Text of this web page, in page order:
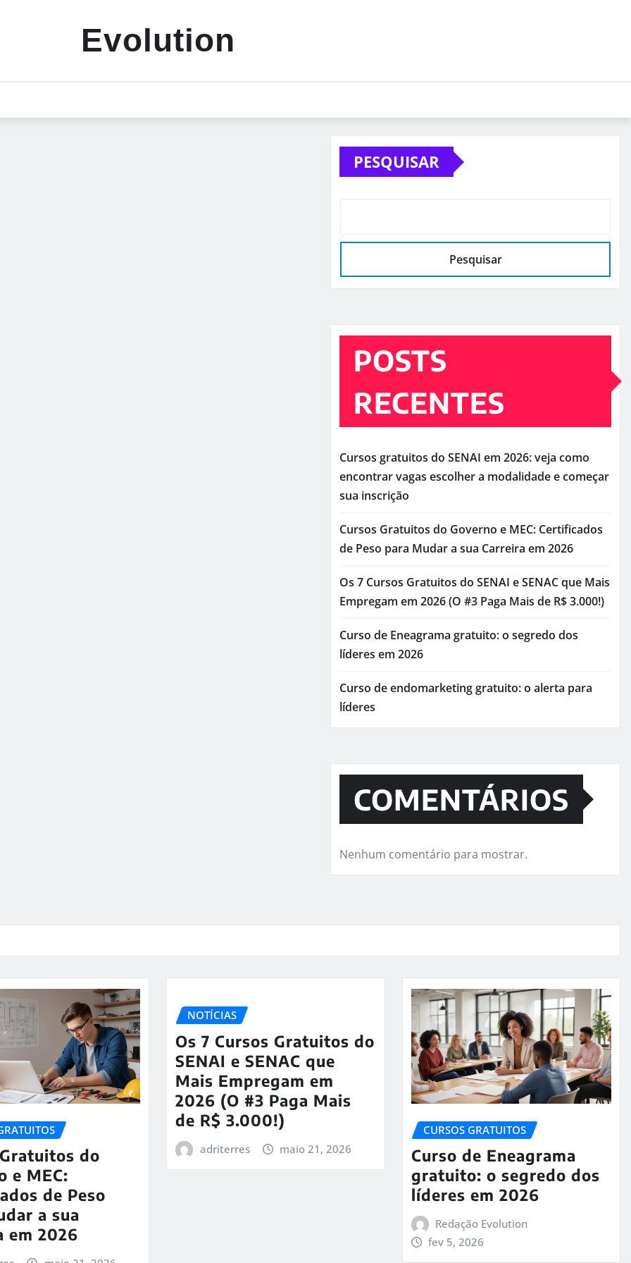
Evolution
PESQUISAR
Pesquisar
POSTS
RECENTES
Cursos gratuitos do SENAI em 2026: veja como
encontrar vagas escolher a modalidade e começar
sua inscrição
Cursos Gratuitos do Governo e MEC: Certificados
de Peso para Mudar a sua Carreira em 2026
Os 7 Cursos Gratuitos do SENAI e SENAC que Mais
Empregam em 2026 (O #3 Paga Mais de R$ 3.000!)
Curso de Eneagrama gratuito: o segredo dos
líderes em 2026
Curso de endomarketing gratuito: o alerta para
líderes
COMENTÁRIOS
Nenhum comentário para mostrar.
do
e MEC:
de Peso
a sua
em 2026
NOTÍCIAS
Os 7 Cursos Gratuitos do
SENAI e SENAC que
Mais Empregam em
2026 (O #3 Paga Mais
de R$ 3.000!)
adriterres maio 21, 2026
CURSOS GRATUITOS
Curso de Eneagrama
gratuito: o segredo dos
líderes em 2026
Redação Evolution
fev 5, 2026